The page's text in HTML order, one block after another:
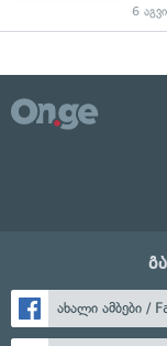
6
ახალი ამბები /